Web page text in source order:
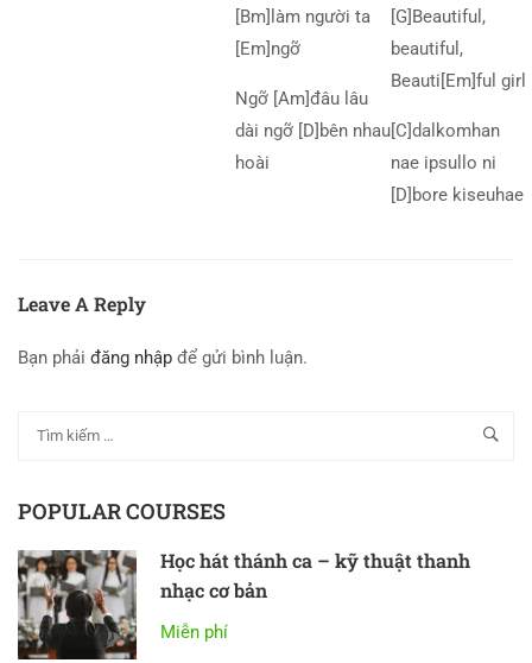
[Bm]làm người ta
[Em]ngỡ
Ngỡ [Am]đâu lâu
dài ngỡ [D]bên nhau
hoài
[G]Beautiful,
beautiful,
Beauti[Em]ful girl
[C]dalkomhan
nae ipsullo ni
[D]bore kiseuhae
Leave A Reply
Bạn phải đăng nhập để gửi bình luận.
POPULAR COURSES
Học hát thánh ca – kỹ thuật thanh
nhạc cơ bản
Miễn phí